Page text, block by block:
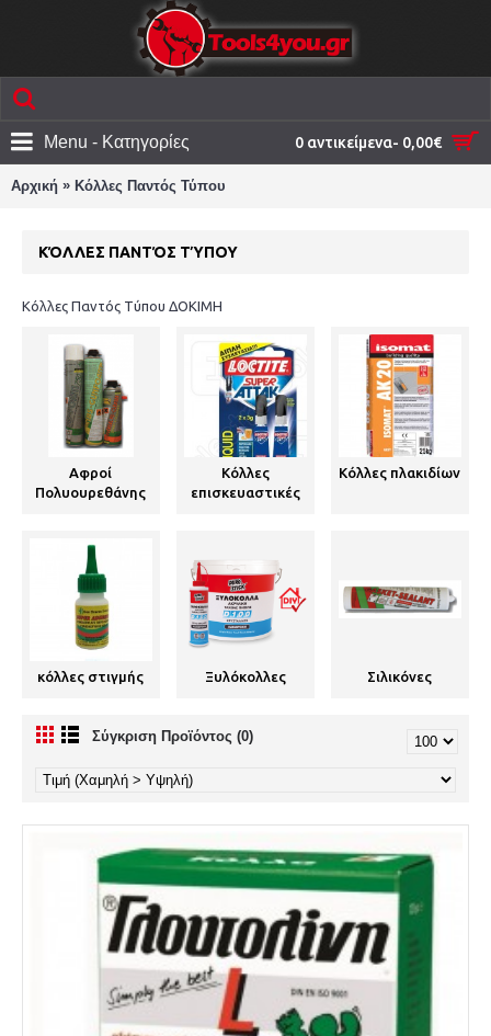
0 αντικείμενα- 0,00€
Menu - Κατηγορίες
Αρχική » Κόλλες Παντός Τύπου
ΚΌΛΛΕΣ ΠΑΝΤΌΣ ΤΎΠΟΥ
Κόλλες Παντός Τύπου ΔΟΚΙΜΗ
Αφροί
Πολυουρεθάνης
Κόλλες
επισκευαστικές
Κόλλες πλακιδίων
κόλλες στιγμής Ξυλόκολλες Σιλικόνες
Σύγκριση Προϊόντος (0)